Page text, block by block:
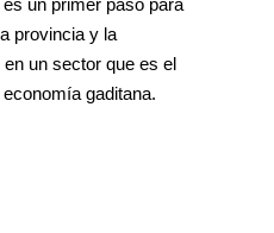
un primer paso para
provincia y la
un sector que es el
gaditana.